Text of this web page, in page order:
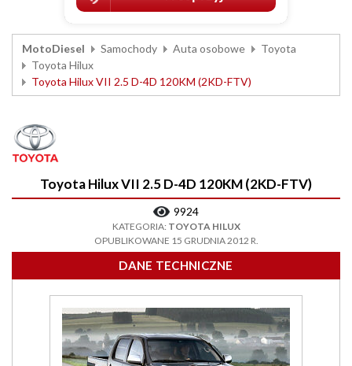
MotoDiesel Samochody Auta osobowe
Toyota
Toyota Hilux
Toyota Hilux VII 2.5 D-4D 120KM (2KD-FTV)
Toyota Hilux VII 2.5 D-4D 120KM (2KD-FTV)
9924
KATEGORIA: TOYOTA HILUX
OPUBLIKOWANE 15 GRUDNIA 2012 R.
DANE TECHNICZNE